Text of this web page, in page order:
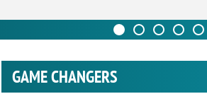
GAME CHANGERS